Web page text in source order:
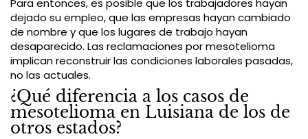
Para entonces, es posible que los trabajadores hayan
dejado su empleo, que las empresas hayan cambiado
de nombre y que los lugares de trabajo hayan
desaparecido. Las reclamaciones por mesotelioma
implican reconstruir las condiciones laborales pasadas,
no las actuales.
¿Qué diferencia a los casos de
mesotelioma en Luisiana de los de
otros estados?